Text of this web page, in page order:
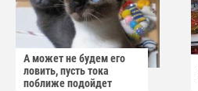
А может не будем его
ловить, пусть тока
поближе подойдет